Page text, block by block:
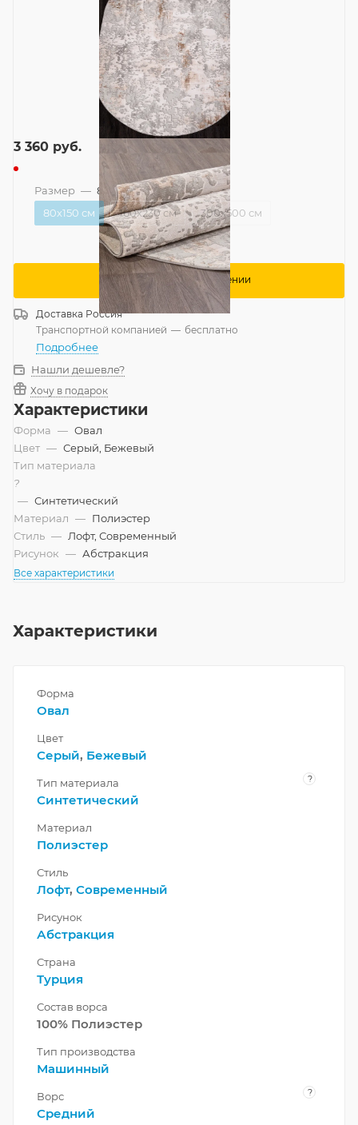
3 360 руб.
Размер — 80x150 см
80x150 см
160x230 см 300x500 см
Сообщить о поступлении
Доставка Россия
Транспортной компанией — бесплатно
Подробнее
Нашли дешевле?
Хочу в подарок
Характеристики
Форма — Овал
Цвет — Серый, Бежевый
Тип материала
?
— Синтетический
Материал — Полиэстер
Стиль — Лофт, Современный
Рисунок — Абстракция
Все характеристики
Характеристики
Форма
Овал
Цвет
Серый, Бежевый
Тип материала ?
Синтетический
Материал
Полиэстер
Стиль
Лофт, Современный
Рисунок
Абстракция
Страна
Турция
Состав ворса
100% Полиэстер
Тип производства
Машинный
Ворс ?
Средний